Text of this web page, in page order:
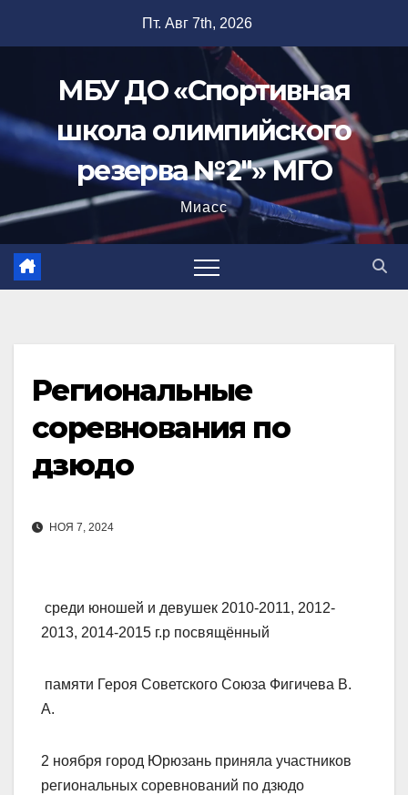
Пт. Авг 7th, 2026
МБУ ДО «Спортивная
школа олимпийского
резерва №2"» МГО
Миасс
Региональные
соревнования по
дзюдо
НОЯ 7, 2024
среди юношей и девушек 2010-2011, 2012-
2013, 2014-2015 г.р посвящённый
памяти Героя Советского Союза Фигичева В.
А.
2 ноября город Юрюзань приняла участников
региональных соревнований по дзюдо